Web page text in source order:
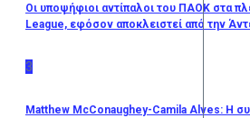
Οι υποψήφιοι αντίπαλοι του ΠΑΟΚ στα
League, εφόσον αποκλειστεί από την
3
Matthew McConaughey-Camila Alves: Η